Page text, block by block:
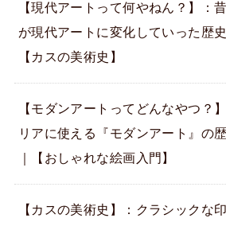
【現代アートって何やねん？】：
が現代アートに変化していった歴
【カスの美術史】
【モダンアートってどんなやつ？
リアに使える『モダンアート』の
｜【おしゃれな絵画入門】
【カスの美術史】：クラシックな